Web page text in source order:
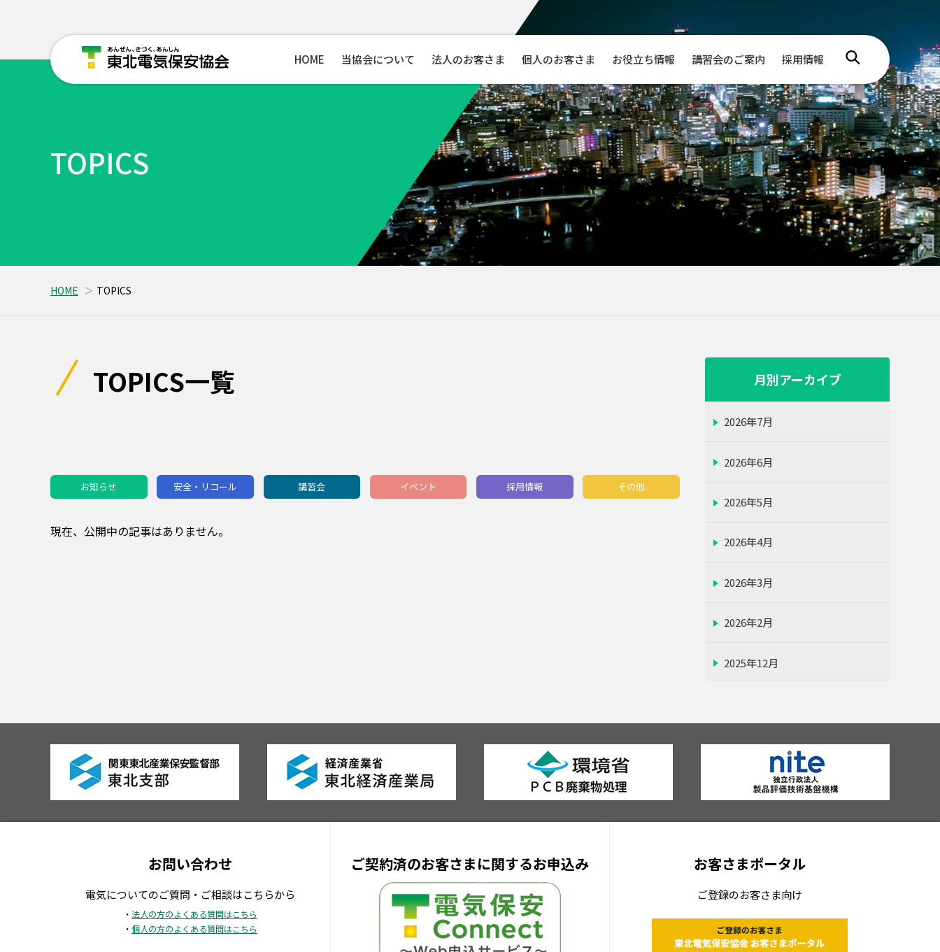
HOME 当協会について 法人のお客さま 個人のお客さま お役立ち情報 講習会のご案内 採用情報
TOPICS
HOME TOPICS
月別アーカイブ
2026年7月
2026年6月
2026年5月
2026年4月
2026年3月
2026年2月
2025年12月
2025年10月
2025年9月
2025年8月
2025年7月
2025年6月
2025年5月
TOPICS一覧
お知らせ 安全・リコール 講習会 イベント 採用情報 その他
現在、公開中の記事はありません。
お問い合わせ
電気についてのご質問・ご相談はこちらから
・ 法人の方のよくある質問はこちら
・ 個人の方のよくある質問はこちら
ご契約済のお客さまに関するお申込み お客さまポータル
ご登録のお客さま向け